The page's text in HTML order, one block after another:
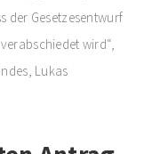
der Gesetzesentwurf
wird“,
Lukas